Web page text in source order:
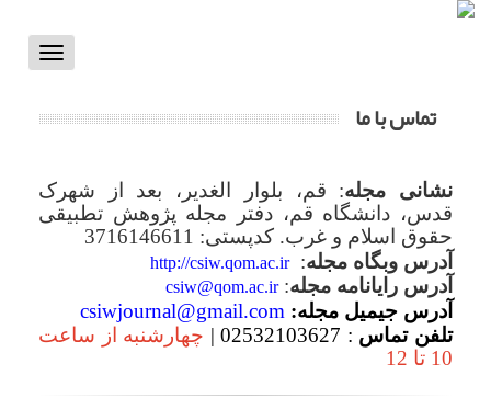
Toggle
تماس با ما
نشانی مجله: قم، بلوار الغدیر، بعد از شهرک
قدس، دانشگاه قم، دفتر مجله پژوهش تطبیقی
حقوق اسلام و غرب. کدپستی: 3716146611
آدرس وبگاه مجله:
http://csiw.qom.ac.ir
آدرس رایانامه مجله:
csiw@qom.ac.ir
آدرس جیمیل مجله: csiwjournal@gmail.com
تلفن تماس : 02532103627 |
چهارشنبه از ساعت
10 تا 12